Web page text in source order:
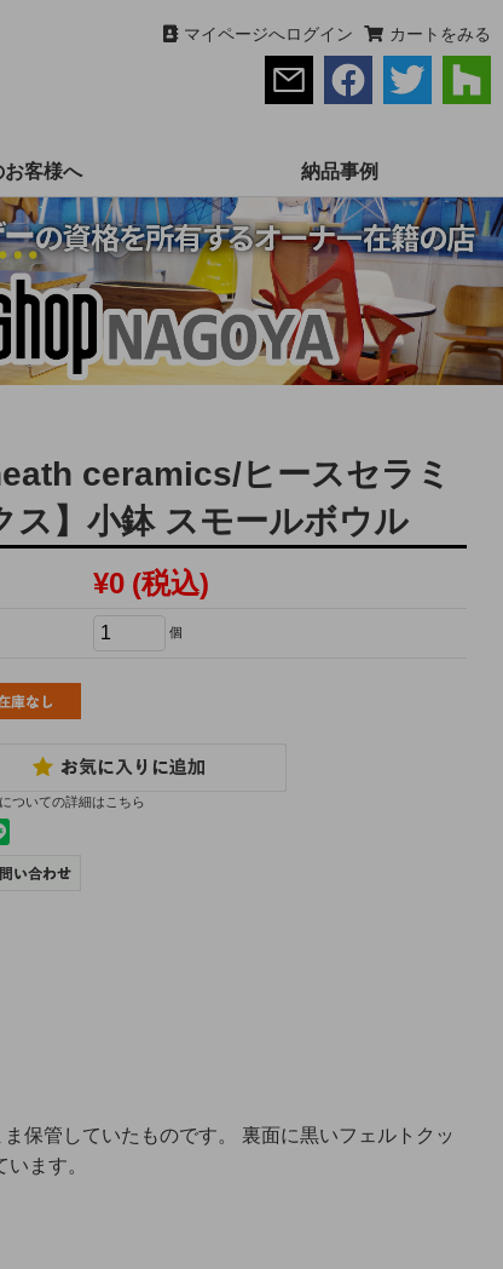
マイページへログイン カートをみる
お客様へ 納品事例
ceramics/ヒースセラミ
ス】小鉢 スモールボウル
¥0 (税込)
個
ついての詳細はこちら
保管していたものです。 裏面に黒いフェルトクッ
ます。